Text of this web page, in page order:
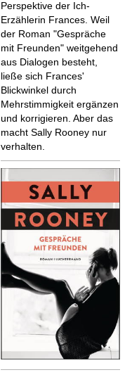
Perspektive der Ich-
Erzählerin Frances. Weil
der Roman "Gespräche
mit Freunden" weitgehend
aus Dialogen besteht,
ließe sich Frances'
Blickwinkel durch
Mehrstimmigkeit ergänzen
und korrigieren. Aber das
macht Sally Rooney nur
verhalten.